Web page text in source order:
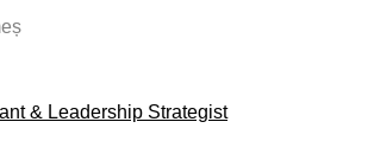
& Leadership Strategist